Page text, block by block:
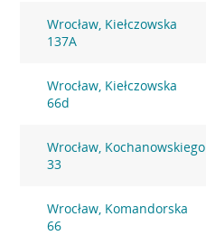
Wrocław, Kiełczowska
137A
Wrocław, Kiełczowska
66d
Wrocław, Kochanowskiego
33
Wrocław, Komandorska
66